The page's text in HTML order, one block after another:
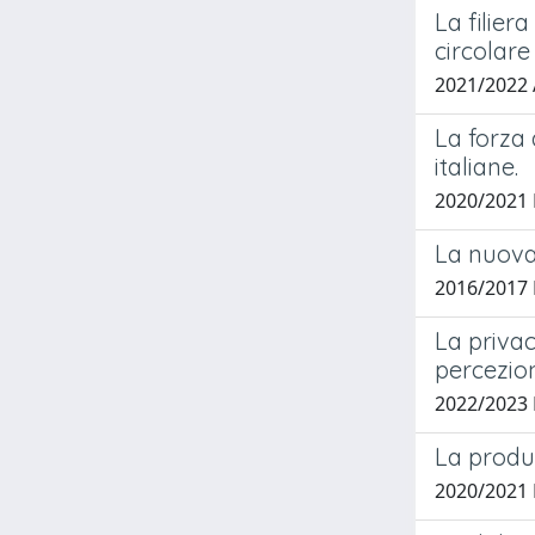
La
circolare
2021/
La forza
italiane.
2020/2021
La
2016/2017
La
2022/2023
La
2020/